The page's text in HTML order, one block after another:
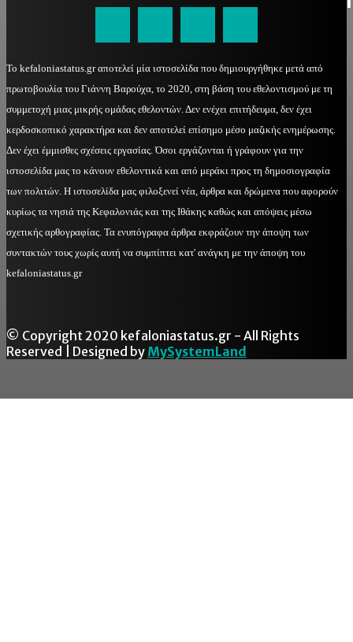
Το kefaloniastatus.gr αποτελεί μία ιστοσελίδα που δημιουργήθηκε μετά από
πρωτοβουλία του Γιάννη Βαρούχα, το 2020, στη βάση του εθελοντισμού με τη
συμμετοχή μιας μικρής ομάδας εθελοντών. Δεν ενέχει επιτήδευμα, δεν έχει
κερδοσκοπικό χαρακτήρα και δεν αποτελεί επίσημο μέσο μαζικής ενημέρωσης.
Δεν έχει έμμισθες σχέσεις εργασίας. Όσοι εργάζονται ή γράφουν για την
ιστοσελίδα μας το κάνουν εθελοντικά και από μεράκι προς τη δημοσιογραφία
των πολιτών. Η ιστοσελίδα μας φιλοξενεί νέα, άρθρα και δρώμενα που αφορούν
κυρίως τα νησιά της Κεφαλονιάς και της Ιθάκης καθώς και απόψεις μέσω
σχετικής αρθογραφίας. Τα ενυπόγραφα άρθρα εκφράζουν την άποψη των
συντακτών τους χωρίς αυτή να συμπίπτει κατ' ανάγκη με την άποψη του
kefaloniastatus.gr
© Copyright 2020 kefaloniastatus.gr - All Rights
Reserved | Designed by MySystemLand